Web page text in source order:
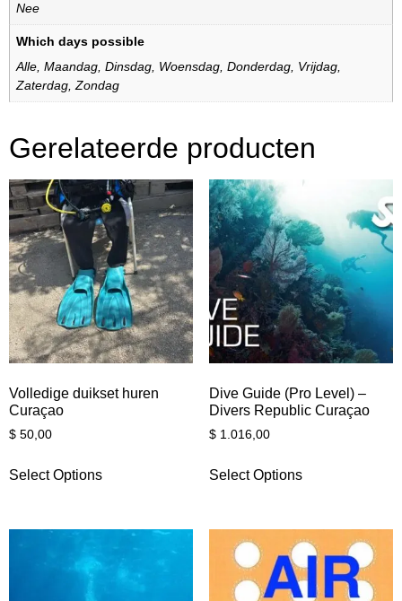
Nee
Which days possible
Alle ,Maandag ,Dinsdag Woensdag ,Donderdag Vrijdag
Zaterdag ,Zondag
Gerelateerde producten
Volledige duikset huren
Curaçao
$ 50,00
Select Options
Dive Guide (Pro Level) –
Divers Republic Curaçao
$1.016,00
Select Options